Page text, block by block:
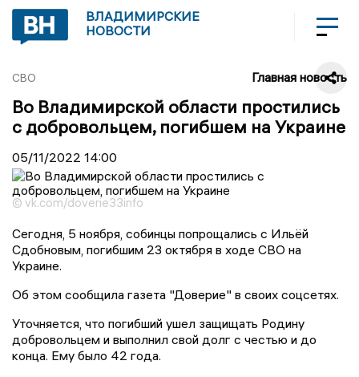
ВЛАДИМИРСКИЕ
НОВОСТИ
СВО Главная новость
Во Владимирской области простились
с добровольцем, погибшем на Украине
05/11/2022 14:00
© vk.com/doverie33info
Сегодня, 5 ноября, собинцы попрощались с Ильёй
Сдобновым, погибшим 23 октября в ходе СВО на
Украине.
Об этом сообщила газета "Доверие" в своих соцсетях.
Уточняется, что погибший ушел защищать Родину
добровольцем и выполнил свой долг с честью и до
конца. Ему было 42 года.